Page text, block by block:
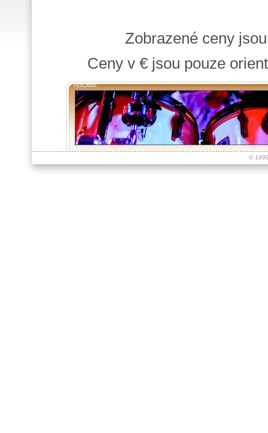
Zobrazené ceny
Ceny v € jsou pouze
REKLAMA:
©